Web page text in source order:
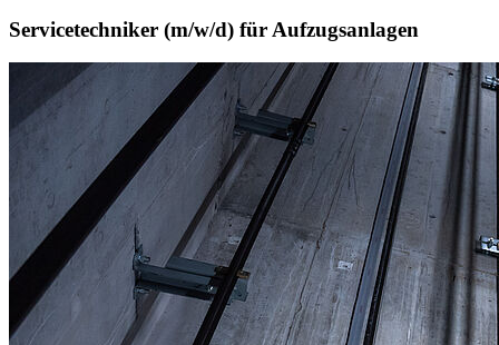
Servicetechniker (m/w/d) für Aufzugsanlagen